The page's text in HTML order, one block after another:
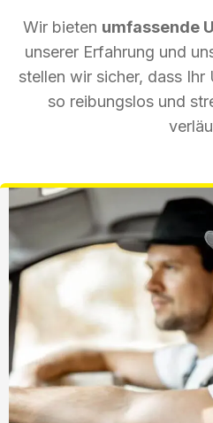
Wir bieten umfassende
unserer Erfahrung und
stellen wir sicher, dass
so reibungslos und